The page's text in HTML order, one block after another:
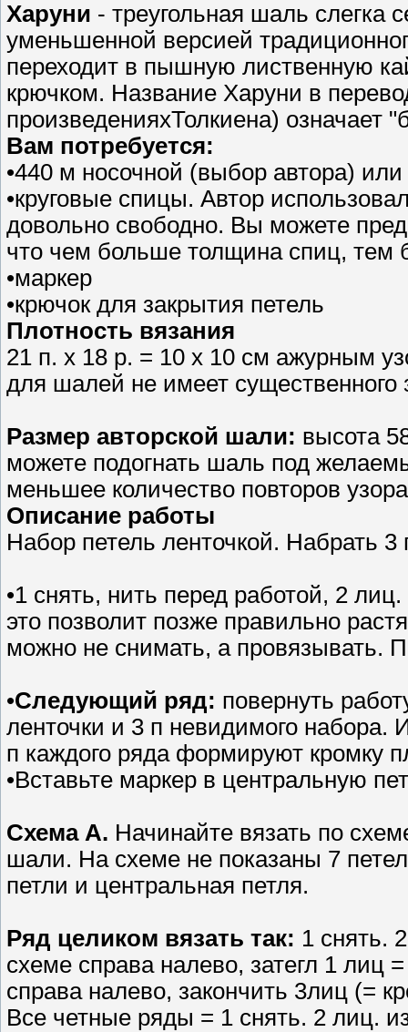
Харуни - треугольная шаль
уменьшенной версией
переходит в пышную лиственную
крючком. Название Харуни в
произведенияхТолкиена) означает
Вам потребуется:
•440 м носочной (выбор автора)
•круговые спицы. Автор
довольно свободно. Вы можете
что чем больше толщина спиц, тем
•маркер
•крючок для закрытия петель
Плотность вязания
21 п. х 18 р. = 10 х 10 см ажурным
для шалей не имеет существенного
Размер авторской шали: высота
можете подогнать шаль под
меньшее количество повторов
Описание работы
Набор петель ленточкой. Набрать
•1 снять, нить перед работой, 2
это позволит позже правильно
можно не снимать, а провязывать.
•Следующий ряд: повернуть
ленточки и 3 п невидимого набора.
п каждого ряда формируют кромку
•Вставьте маркер в центральную
Схема А. Начинайте вязать по
шали. На схеме не показаны 7
петли и центральная петля.
Ряд целиком вязать так: 1 снять.
схеме справа налево, затегл 1 лиц
справа налево, закончить 3лиц (=
Все четные ряды = 1 снять. 2 лиц.